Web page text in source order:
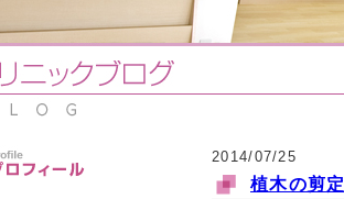
2014/07/25
植木の剪定